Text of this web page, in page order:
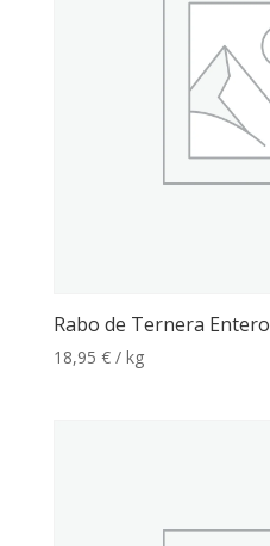
Rabo de Ternera Entero
18,95 € / kg